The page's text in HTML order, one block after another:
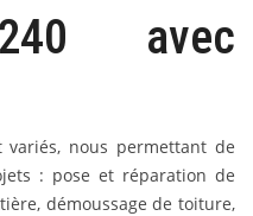
avec
variés, nous permettant de
: pose et réparation de
démoussage de toiture,